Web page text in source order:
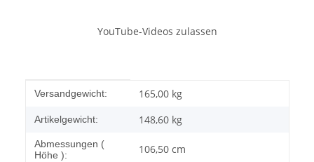
YouTube-Videos zulassen
Produkteigenschaft
Wert
Versandgewicht: 165,00 kg
Artikelgewicht: 148,60 kg
Abmessungen (
Höhe ):
106,50 cm